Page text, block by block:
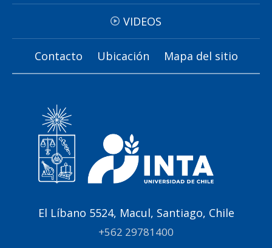
VIDEOS
Contacto Ubicación Mapa del sitio
El Líbano 5524, Macul, Santiago, Chile
+562 29781400